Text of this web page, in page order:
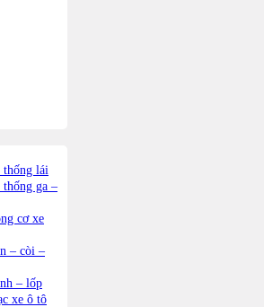
thống lái
thống ga –
cơ xe
– còi –
– lốp
xe ô tô